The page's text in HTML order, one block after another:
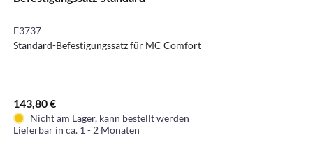
E3737
Standard-Befestigungssatz für MC Comfort
143,80 €
Nicht am Lager, kann bestellt werden
Lieferbar in ca. 1 - 2 Monaten